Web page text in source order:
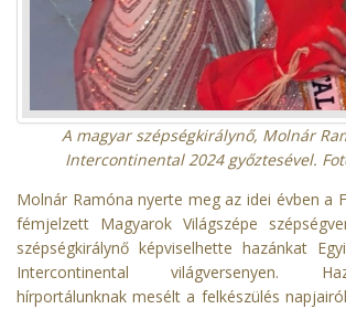
A magyar szépségkirálynő, Molnár
Intercontinental 2024 győztesével.
Molnár Ramóna nyerte meg az idei évben a
fémjelzett Magyarok Világszépe
szépségkirálynő képviselhette hazánkat
Intercontinental világversenyen.
hírportálunknak mesélt a felkészülés